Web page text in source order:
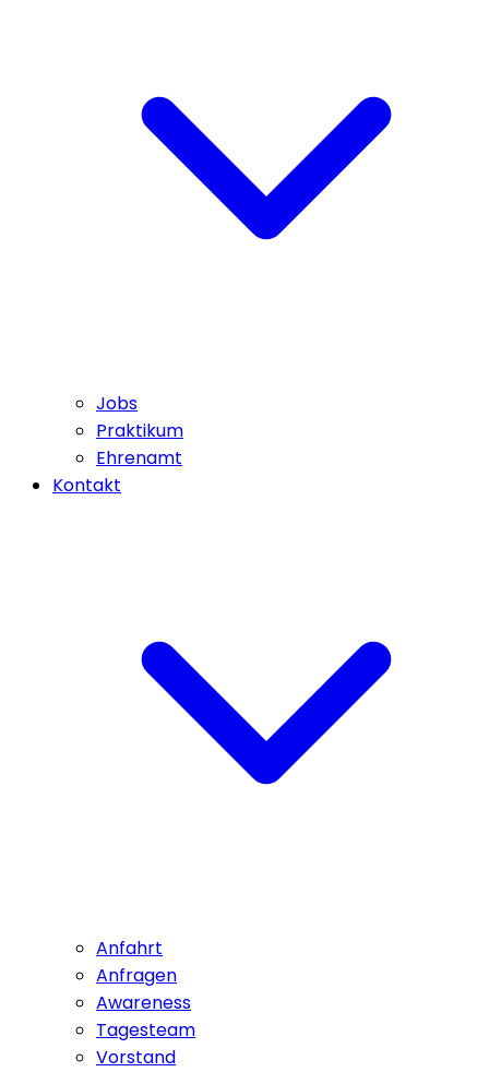
Jobs
Praktikum
Ehrenamt
Kontakt
Anfahrt
Anfragen
Awareness
Tagesteam
Vorstand